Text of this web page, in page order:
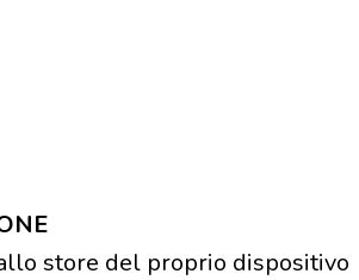
store del proprio dispositivo